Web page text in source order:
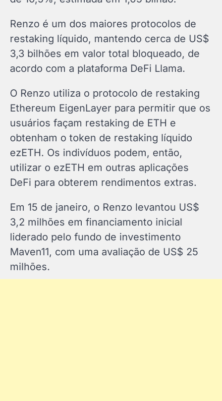
Renzo é um dos maiores protocolos de
restaking líquido, mantendo cerca de US$
3,3 bilhões em valor total bloqueado, de
acordo com a plataforma DeFi Llama.
O Renzo utiliza o protocolo de restaking
Ethereum EigenLayer para permitir que os
usuários façam restaking de ETH e
obtenham o token de restaking líquido
ezETH. Os indivíduos podem, então,
utilizar o ezETH em outras aplicações
DeFi para obterem rendimentos extras.
Em 15 de janeiro, o Renzo levantou US$
3,2 milhões em financiamento inicial
liderado pelo fundo de investimento
Maven11, com uma avaliação de US$ 25
milhões.